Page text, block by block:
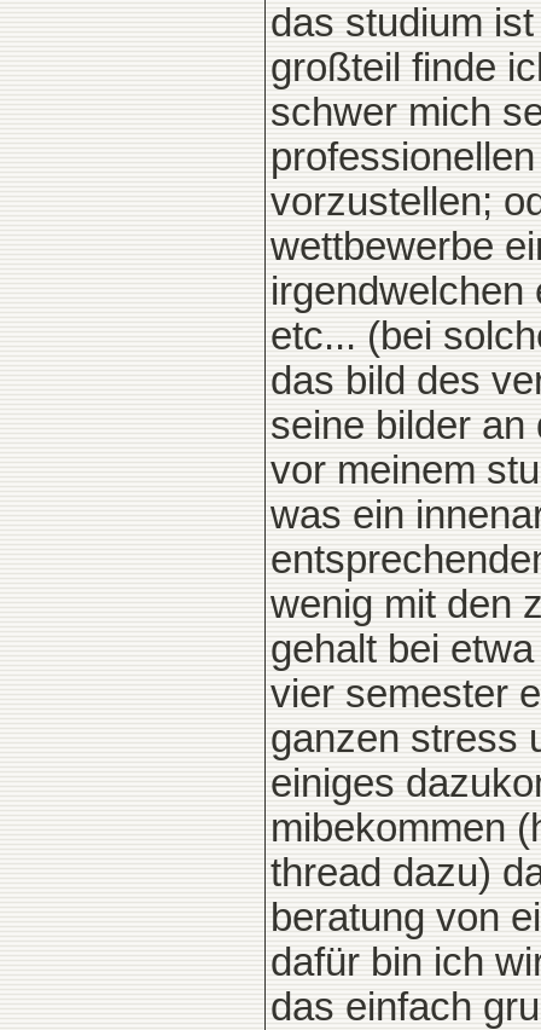
das studium
großteil finde
schwer mich
vorzustellen;
wettbewerbe
irgendwelchen
etc... (bei
das bild des
seine bilder an
vor meinem
was ein
wenig mit den
gehalt bei
vier semester
ganzen stress
einiges
mibekommen
thread dazu)
beratung von
dafür bin ich
das einfach